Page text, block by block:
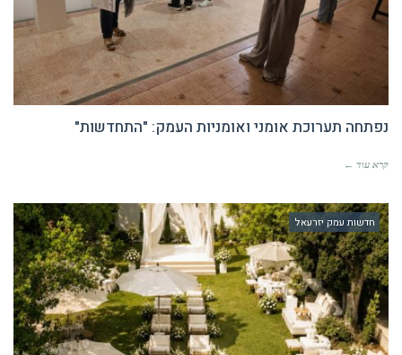
נפתחה תערוכת אומני ואומניות העמק: "התחדשות"
קרא עוד ←
חדשות עמק יזרעאל